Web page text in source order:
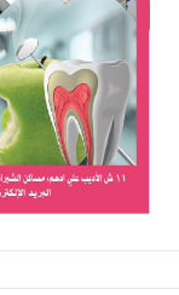
منذ يومين
ليه